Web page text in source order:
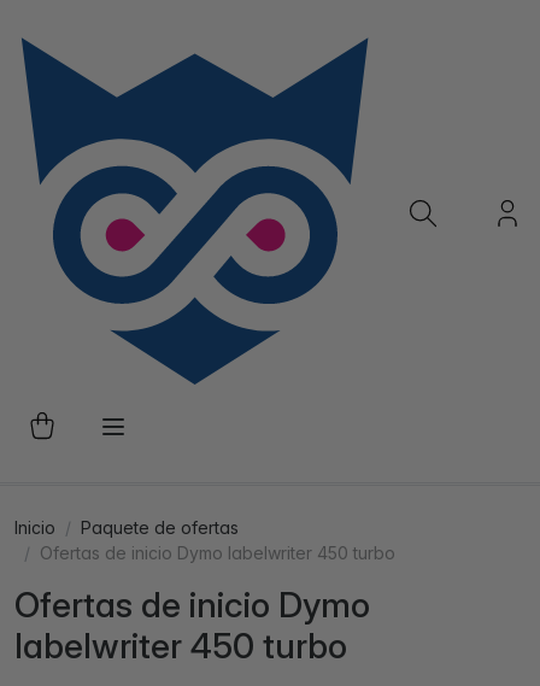
Inicio
Paquete de ofertas
Ofertas de inicio Dymo labelwriter 450 turbo
Ofertas de inicio Dymo
labelwriter 450 turbo